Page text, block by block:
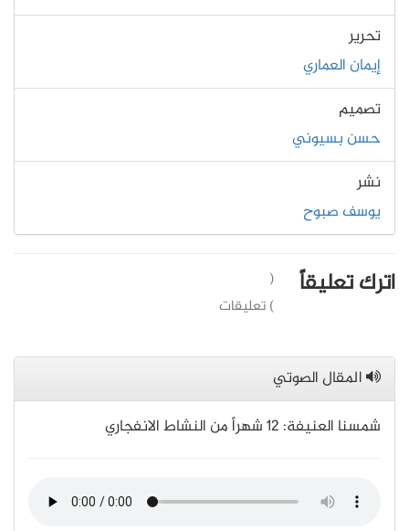
تحرير
إيمان العماري
تصميم
حسن بسيوني
نشر
يوسف صبوح
اترك تعليقاً
(
) تعليقات
المقال الصوتي
شمسنا العنيفة: 12 شهراً من النشاط الانفجاري